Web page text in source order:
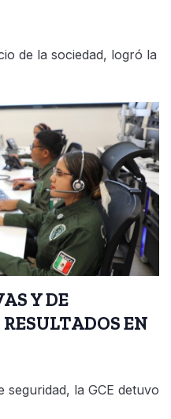
de la sociedad, logró la
Y DE
EN
la GCE detuvo